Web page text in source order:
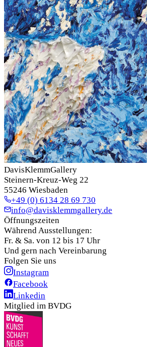
DavisKlemmGallery
Steinern-Kreuz-Weg 22
55246 Wiesbaden
+49 (0) 6134 28 69 730
info@davisklemmgallery.de
Öffnungszeiten
Während Ausstellungen:
Fr. & Sa. von 12 bis 17 Uhr
Und gern nach Vereinbarung
Folgen Sie uns
Instagram
Facebook
Linkedin
Mitglied im BVDG